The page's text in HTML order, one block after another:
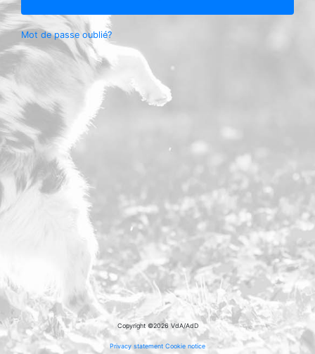
Mot de passe oublié?
Copyright ©2026 VdA/AdD
Privacy statement Cookie notice